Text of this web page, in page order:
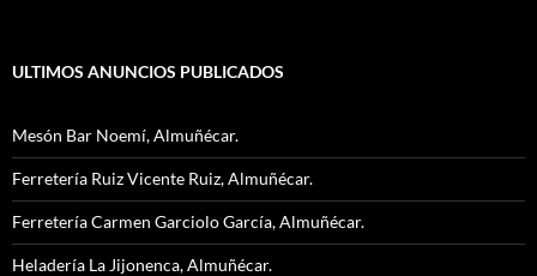
ULTIMOS ANUNCIOS PUBLICADOS
Mesón Bar Noemí, Almuñécar.
Ferretería Ruiz Vicente Ruiz, Almuñécar.
Ferretería Carmen Garciolo García, Almuñécar.
Heladería La Jijonenca, Almuñécar.